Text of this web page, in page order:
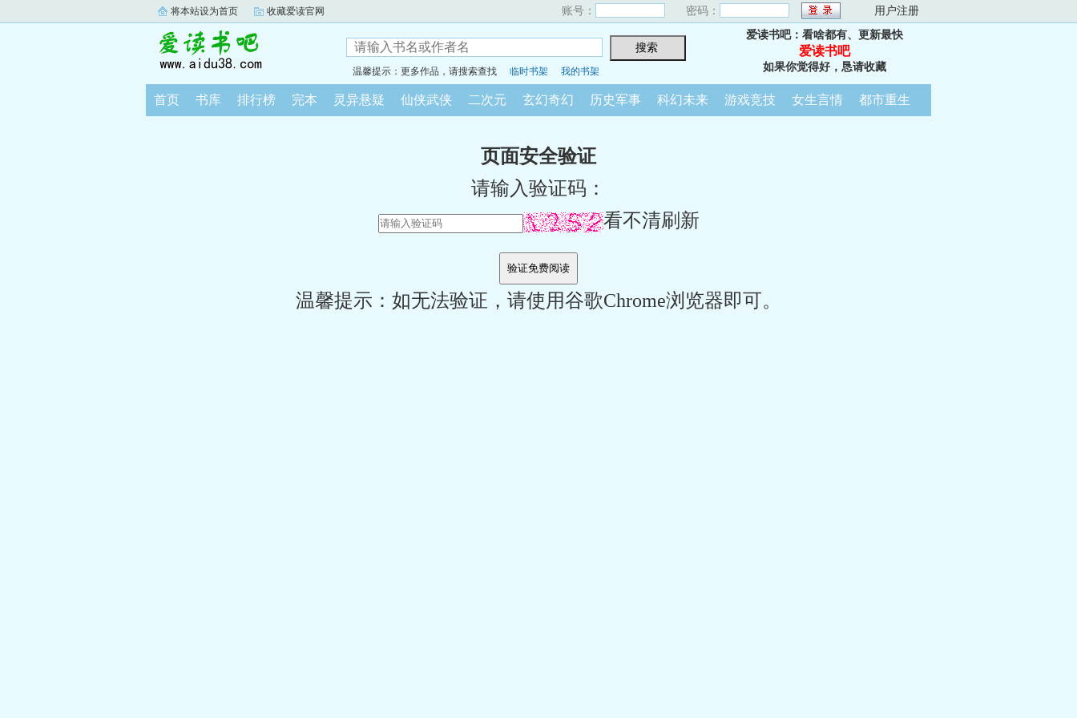
将本站设为首页 收藏爱读官网 账号： 密码： 用户注册
温馨提示：更多作品，请搜索查找 临时书架 我的书架
爱读书吧：看啥都有、更新最快
爱读书吧
如果你觉得好，恳请收藏
首页 书库 排行榜 完本 灵异悬疑 仙侠武侠 二次元 玄幻奇幻 历史军事 科幻未来 游戏竞技 女生言情 都市重生
页面安全验证
请输入验证码：
看不清刷新
温馨提示：如无法验证，请使用谷歌Chrome浏览器即可。